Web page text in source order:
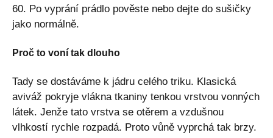
60. Po vyprání prádlo pověste nebo dejte do sušičky
jako normálně.
Proč to voní tak dlouho
Tady se dostáváme k jádru celého triku. Klasická
aviváž pokryje vlákna tkaniny tenkou vrstvou vonných
látek. Jenže tato vrstva se otěrem a vzdušnou
vlhkostí rychle rozpadá. Proto vůně vyprchá tak brzy.